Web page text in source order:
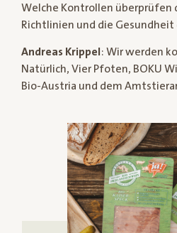
Welche Kontrollen überprüfen
Richtlinien und die Gesundheit
Andreas Krippel: Wir werden
Natürlich, Vier Pfoten, BOKU
Bio-Austria und dem